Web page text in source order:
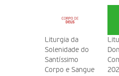
Liturgia da
Solenidade do
Santíssimo
Corpo e Sangue